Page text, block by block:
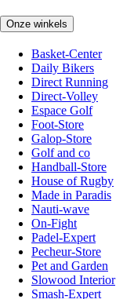
Onze winkels
Basket-Center
Daily Bikers
Direct Running
Direct-Volley
Espace Golf
Foot-Store
Galop-Store
Golf and co
Handball-Store
House of Rugby
Made in Paradis
Nauti-wave
On-Fight
Padel-Expert
Pecheur-Store
Pet and Garden
Slowood Interior
Smash-Expert